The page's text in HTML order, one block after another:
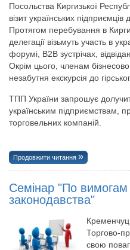
Посольства Киргизької
візит українських
Протягом перебування в
делегації візьмуть участь в
форумі, В2В зустрічах,
Окрім цього, членам
незабутня екскурсія до
ТПП України запрошує
українським підприємствам,
торговельних компаній.
Продовжити читання
Семінар "По вимогам
законодавства"
Торгово-
свою